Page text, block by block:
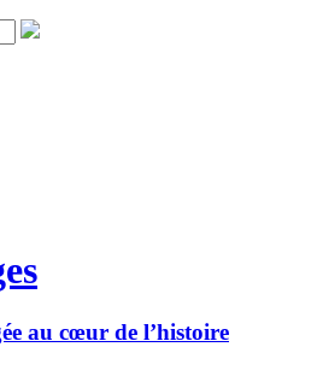
au cœur de l’histoire